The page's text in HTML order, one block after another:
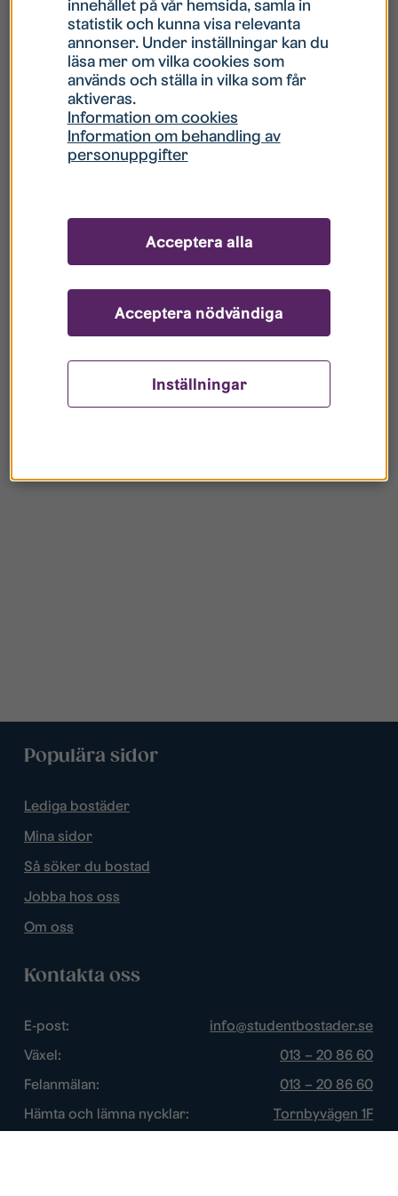
Hur gör jag om mitt konto är låst?
Hur gör jag när jag glömt mitt lösenord?
Vad innebär Gästkonto/Gästanvändare?
Populära sidor
Lediga bostäder
Mina sidor
Så söker du bostad
Jobba hos oss
Om oss
Kontakta oss
E-post:
info@studentbostader.se
Växel:
013 – 20 86 60
Felanmälan:
013 – 20 86 60
Hämta och lämna nycklar:
Tornbyvägen 1F
innehållet på vår hemsida, samla in
statistik och kunna visa relevanta
annonser. Under inställningar kan du
läsa mer om vilka cookies som
används och ställa in vilka som får
aktiveras.
Information om cookies
Information om behandling av
personuppgifter
Inställningar
Acceptera nödvändiga
Acceptera alla